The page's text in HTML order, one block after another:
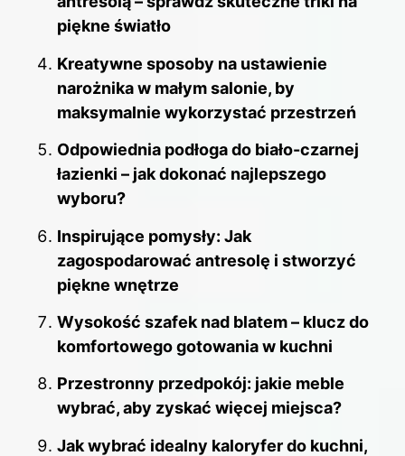
piękne światło
Kreatywne sposoby na ustawienie
narożnika w małym salonie, by
maksymalnie wykorzystać przestrzeń
Odpowiednia podłoga do biało-czarnej
łazienki – jak dokonać najlepszego
wyboru?
Inspirujące pomysły: Jak
zagospodarować antresolę i stworzyć
piękne wnętrze
Wysokość szafek nad blatem – klucz do
komfortowego gotowania w kuchni
Przestronny przedpokój: jakie meble
wybrać, aby zyskać więcej miejsca?
Jak wybrać idealny kaloryfer do kuchni,